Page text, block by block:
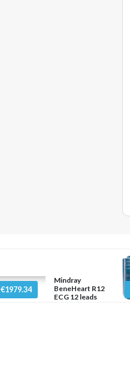
€1979.34
Mindray
BeneHeart R12
ECG 12 leads